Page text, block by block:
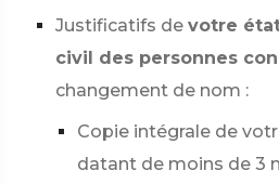
Justificatifs de votre
civil des personnes
changement de nom :
Copie intégrale de
datant de moins de 3